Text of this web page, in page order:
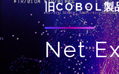
旧COBOL製
Net